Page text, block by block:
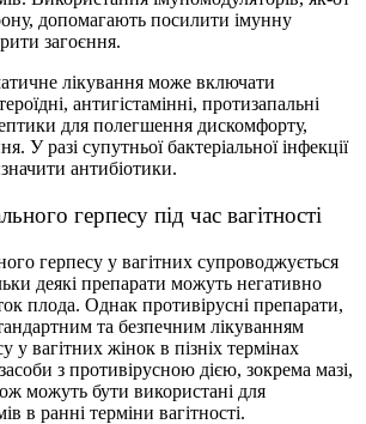
допомагають посилити імунну
загоєння.
лікування може включати
антигістамінні, протизапальні
для полегшення дискомфорту,
У разі супутньої бактеріальної інфекції
антибіотики.
герпесу під час вагітності
герпесу у вагітних супроводжується
деякі препарати можуть негативно
плода. Однак противірусні препарати,
та безпечним лікуванням
у вагітних жінок в пізніх термінах
з противірусною дією, зокрема мазі,
можуть бути використані для
в ранні терміни вагітності.